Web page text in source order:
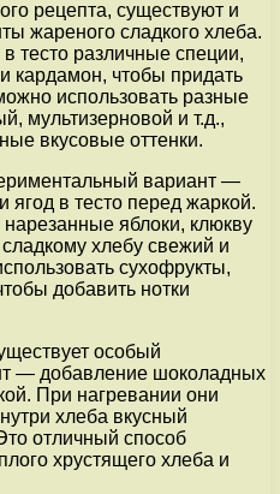
рецепта, существуют и
жареного сладкого хлеба.
тесто различные специи,
кардамон, чтобы придать
использовать разные
мультизерновой и т.д.,
вкусовые оттенки.
вариант —
ягод в тесто перед жаркой.
яблоки, клюкву
хлебу свежий и
сухофрукты,
добавить нотки
особый
— добавление шоколадных
При нагревании они
хлеба вкусный
отличный способ
хрустящего хлеба и